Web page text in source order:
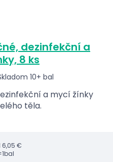
dezinfekční a
8 ks
10+ bal
a mycí žínky
těla.
6,05 €